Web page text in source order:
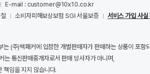
E-mail : customer@10x10.co.kr
소비자피해보상보험 SGI 서울보증 서비스 가입 사실
는 (주)백패커에 입점한 개별판매자가 판매하는 상품이 포함
는 통신판매중개자로서 판매 당사자가 아니며,
책임을 지지 않습니다.